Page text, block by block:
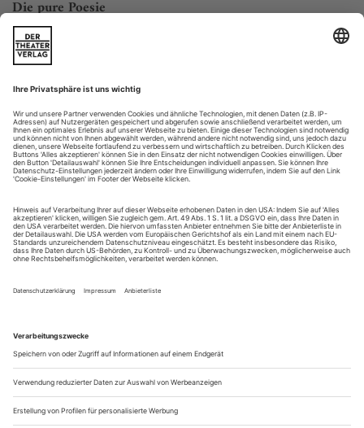
Die pure Poesie
Francesca Aspromonte und das Arsenale Sonoro mit Arien von
Alessandro Scarlatti
Man hört es und ist sogleich mittendrin in Novalis’ «Hymnen
an die Nacht» – auf jenem tiefen, von dunklen Gedanken
ummantelten Seelenschmerzfeld, das sich in den Versen
ausbreitet, die Georg Philipp Friedrich von Hardenberg (wie
der romantischste aller romantischen Dichter mit
bürgerlichem Namen hieß) nach dem viel zu frühen Tod
Immer herrscht der Mann
Mozart: Le nozze di Figaro an der Oper Köln
Willkommen auf Schloss Almaviva!» So flimmert es flammend
Tage gesehen hat. Konferenzstühle werden hereingeschleppt,
man will einem Vortrag über alte Sitten und Gebräuche im
einstigen Schloss lauschen. Noch während der Ouvertüre
werden die in einer...